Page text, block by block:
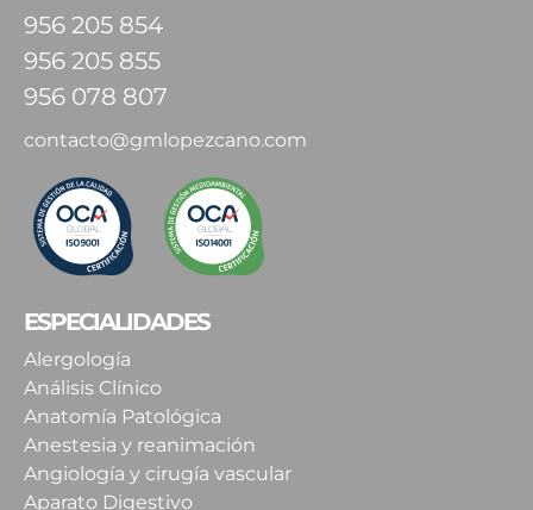
956 205 854
956 205 855
956 078 807
contacto@gmlopezcano.com
ESPECIALIDADES
Alergología
Análisis Clínico
Anatomía Patológica
Anestesia y reanimación
Angiología y cirugía vascular
Aparato Digestivo